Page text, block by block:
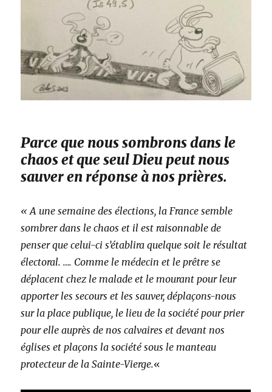
Parce que nous sombrons dans le
chaos et que seul Dieu peut nous
sauver en réponse à nos prières.
« A une semaine des élections, la France semble
sombrer dans le chaos et il est raisonnable de
penser que celui-ci s’établira quelque soit le résultat
électoral. …. Comme le médecin et le prêtre se
déplacent chez le malade et le mourant pour leur
apporter les secours et les sauver, déplaçons-nous
sur la place publique, le lieu de la société pour prier
pour elle auprès de nos calvaires et devant nos
églises et plaçons la société sous le manteau
protecteur de la Sainte-Vierge.«